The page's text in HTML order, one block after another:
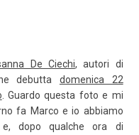
De Ciechi, autori di
debutta domenica 22
. Guardo questa foto e mi
fa Marco e io abbiamo
e, dopo qualche ora di